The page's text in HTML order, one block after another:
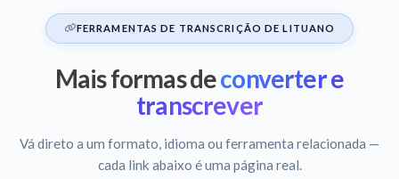
FERRAMENTAS DE TRANSCRIÇÃO DE LITUANO
Mais formas deconverter e
transcrever
Vá direto a um formato, idioma ou ferramenta relacionada —
cada link abaixo é uma página real.